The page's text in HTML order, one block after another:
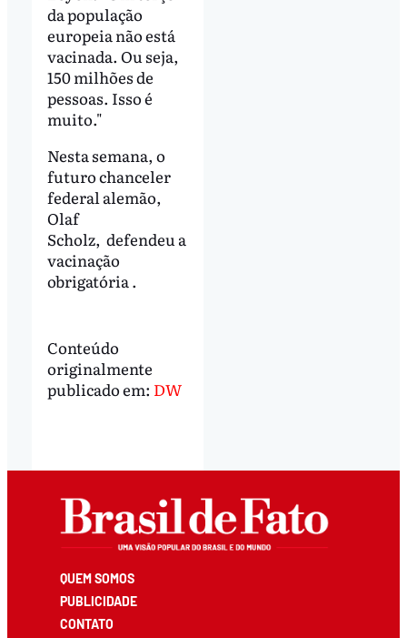
da população
europeia não está
vacinada. Ou seja,
150 milhões de
pessoas. Isso é
muito."
Nesta semana, o
futuro chanceler
federal alemão,
Olaf
Scholz, defendeu a
vacinação
obrigatória .
Conteúdo
originalmente
publicado em: DW
QUEM SOMOS
PUBLICIDADE
CONTATO